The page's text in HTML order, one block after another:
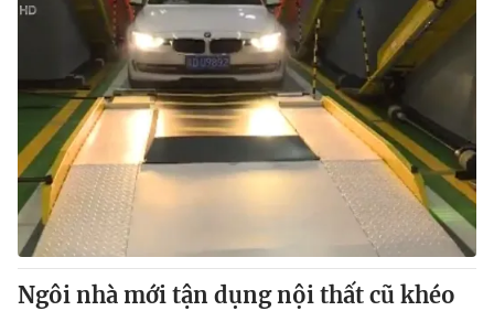
Ngôi nhà mới tận dụng nội thất cũ khéo